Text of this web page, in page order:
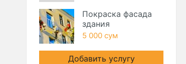
Покраска фасада
здания
5 000 сум
Добавить услугу